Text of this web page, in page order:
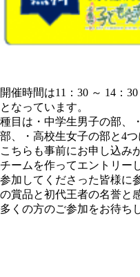
開催時間は11：30 ～ 14：
となっています。
種目は・中学生男子の部、
部、・高校生女子の部と4つ
こちらも事前にお申し込み
チームを作ってエントリー
参加してくださった皆様に
の賞品と初代王者の名誉と
多くの方のご参加をお待ち